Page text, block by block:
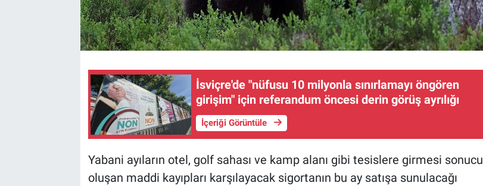
İsviçre'de "nüfusu 10 milyonla sınırlamayı öngören
girişim" için referandum öncesi derin görüş ayrılığı
İçeriği Görüntüle
Yabani ayıların otel, golf sahası ve kamp alanı gibi tesislere girmesi sonucu
oluşan maddi kayıpları karşılayacak sigortanın bu ay satışa sunulacağı